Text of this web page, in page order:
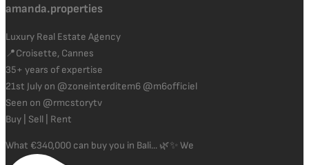
amanda.properties
Luxury Real Estate Agency
📍Croisette, Cannes
35+ years of expertise
21st July on @zoneinterditem6 @m6officiel
Seen on @rmcstorytv
Buy | Sell | Rent
What €340,000 can buy you in Bali... 🌿✨ We